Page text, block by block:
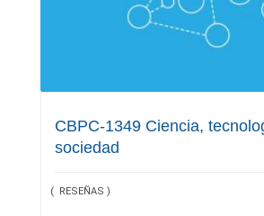
CBPC-1349 Ciencia,
sociedad
( RESEÑAS )